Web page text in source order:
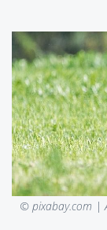
© pixabay.com |